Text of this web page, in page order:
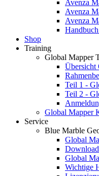
Avenza
Avenza
Avenza
Shop
Training
Global Mapper
Übersicht
Teil 1 -
Teil 2 -
Global Mapper
Service
Blue Marble
Global
Global
Wichtige